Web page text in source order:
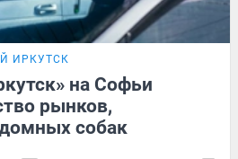
ИРКУТСК
на Софьи
рынков,
собак